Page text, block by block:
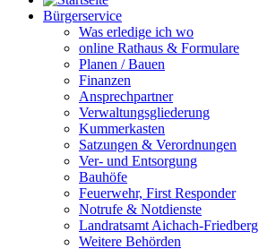
Bürgerservice
Was erledige ich wo
online Rathaus & Formulare
Planen / Bauen
Finanzen
Ansprechpartner
Verwaltungsgliederung
Kummerkasten
Satzungen & Verordnungen
Ver- und Entsorgung
Bauhöfe
Feuerwehr, First Responder
Notrufe & Notdienste
Landratsamt Aichach-Friedberg
Weitere Behörden